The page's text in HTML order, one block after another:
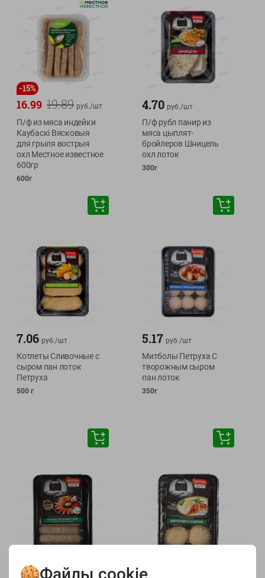
-15%
19.89
16.99 руб./шт
П/ф из мяса индейки
Каубаскi Вясковыя
для грыля вострыя
охл Местное известное
600гр
600г
4.70 руб./шт
П/ф рубл панир из
мяса цыплят-
бройлеров Шницель
охл лоток
300г
7.06 руб./шт
Котлеты Сливочные с
сыром пан лоток
Петруха
500 г
5.17 руб./шт
Митболы Петруха С
творожным сыром
пан лоток
350г
9.53 руб./шт 7.06
Файлы cookie